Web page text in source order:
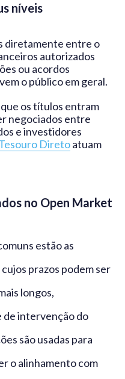
níveis
diretamente entre o
autorizados
ou acordos
o público em geral.
os títulos entram
negociados entre
e investidores
Diretoatuam
no Open Market
estão as
prazos podem ser
longos,
de intervenção do
são usadas para
o alinhamento com